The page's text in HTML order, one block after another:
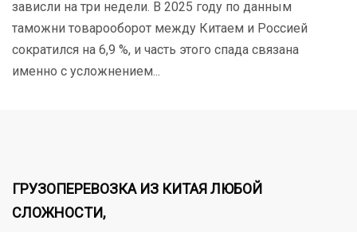
зависли на три недели. В 2025 году по данным
таможни товарооборот между Китаем и Россией
сократился на 6,9 %, и часть этого спада связана
именно с усложнением...
ГРУЗОПЕРЕВОЗКА ИЗ КИТАЯ ЛЮБОЙ
СЛОЖНОСТИ,